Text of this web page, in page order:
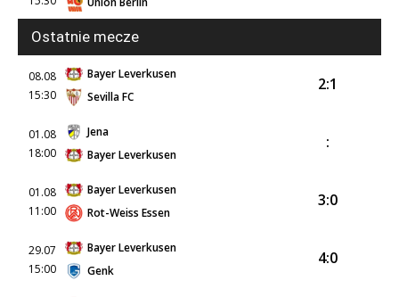
Ostatnie mecze
08.08
15:30
Bayer Leverkusen
Sevilla FC
2:1
01.08
18:00
Jena
Bayer Leverkusen
:
01.08
11:00
Bayer Leverkusen
Rot-Weiss Essen
3:0
29.07
15:00
Bayer Leverkusen
Genk
4:0